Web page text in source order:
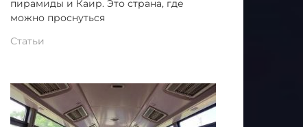
пирамиды и Каир. Это страна, где
можно проснуться
Статьи